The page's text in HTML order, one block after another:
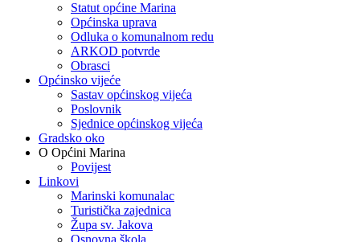
Statut općine Marina
Općinska uprava
Odluka o komunalnom redu
ARKOD potvrde
Obrasci
Općinsko vijeće
Sastav općinskog vijeća
Poslovnik
Sjednice općinskog vijeća
Gradsko oko
O Općini Marina
Povijest
Linkovi
Marinski komunalac
Turistička zajednica
Župa sv. Jakova